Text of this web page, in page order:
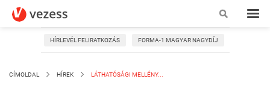
HÍRLEVÉL FELIRATKOZÁS FORMA-1 MAGYAR NAGYDÍJ
CÍMOLDAL HÍREK LÁTHATÓSÁGI MELLÉNY...